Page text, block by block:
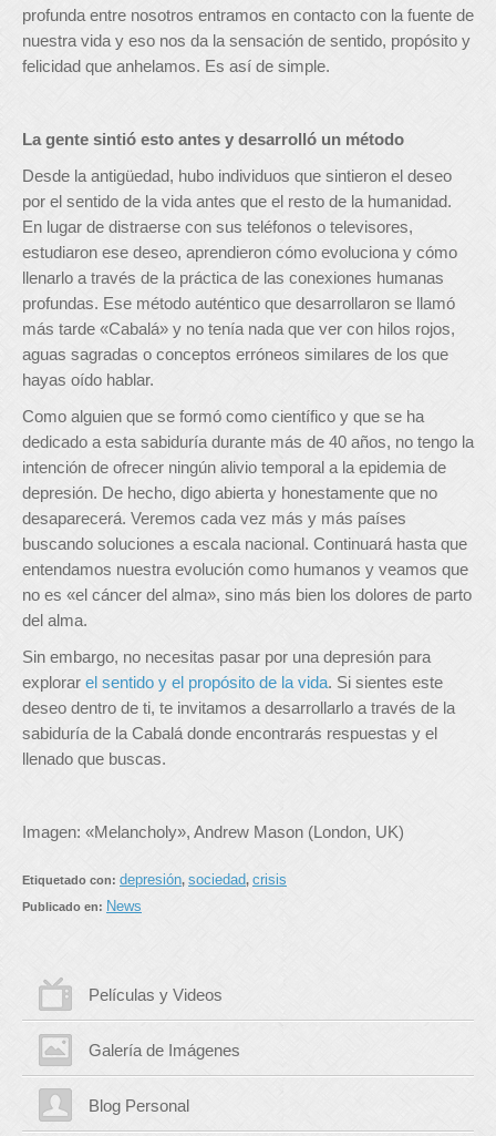
profunda entre nosotros entramos en contacto con la fuente de
nuestra vida y eso nos da la sensación de sentido, propósito y
felicidad que anhelamos. Es así de simple.
La gente sintió esto antes y desarrolló un método
Desde la antigüedad, hubo individuos que sintieron el deseo
por el sentido de la vida antes que el resto de la humanidad.
En lugar de distraerse con sus teléfonos o televisores,
estudiaron ese deseo, aprendieron cómo evoluciona y cómo
llenarlo a través de la práctica de las conexiones humanas
profundas. Ese método auténtico que desarrollaron se llamó
más tarde «Cabalá» y no tenía nada que ver con hilos rojos,
aguas sagradas o conceptos erróneos similares de los que
hayas oído hablar.
Como alguien que se formó como científico y que se ha
dedicado a esta sabiduría durante más de 40 años, no tengo la
intención de ofrecer ningún alivio temporal a la epidemia de
depresión. De hecho, digo abierta y honestamente que no
desaparecerá. Veremos cada vez más y más países
buscando soluciones a escala nacional. Continuará hasta que
entendamos nuestra evolución como humanos y veamos que
no es «el cáncer del alma», sino más bien los dolores de parto
del alma.
Sin embargo, no necesitas pasar por una depresión para
explorar el sentido y el propósito de la vida. Si sientes este
deseo dentro de ti, te invitamos a desarrollarlo a través de la
sabiduría de la Cabalá donde encontrarás respuestas y el
llenado que buscas.
Imagen: «Melancholy», Andrew Mason (London, UK)
Etiquetado con: depresión, sociedad, crisis
Publicado en: News
Películas y Videos
Galería de Imágenes
Blog Personal